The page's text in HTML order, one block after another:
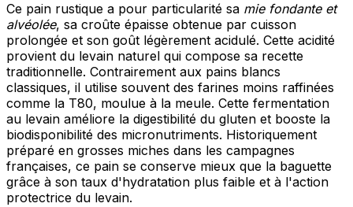
Ce pain rustique a pour particularité sa mie fondante et
alvéolée, sa croûte épaisse obtenue par cuisson
prolongée et son goût légèrement acidulé. Cette acidité
provient du levain naturel qui compose sa recette
traditionnelle. Contrairement aux pains blancs
classiques, il utilise souvent des farines moins raffinées
comme la T80, moulue à la meule. Cette fermentation
au levain améliore la digestibilité du gluten et booste la
biodisponibilité des micronutriments. Historiquement
préparé en grosses miches dans les campagnes
françaises, ce pain se conserve mieux que la baguette
grâce à son taux d'hydratation plus faible et à l'action
protectrice du levain.